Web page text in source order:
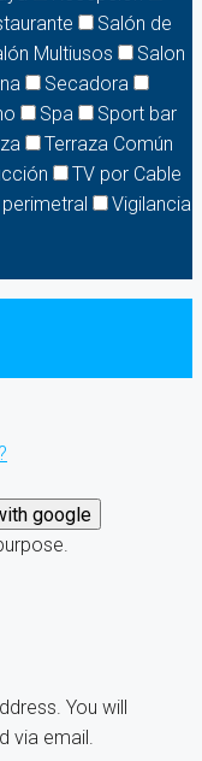
Salón de
Multiusos
Salon
Secadora
Spa
Sport bar
Terraza Común
TV por Cable
Vigilancia
google
You will
via email.